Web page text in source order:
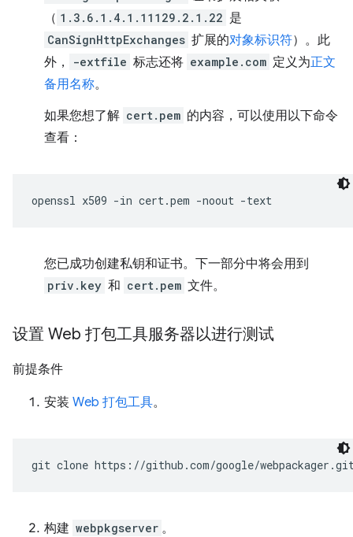
（ 1.3.6.1.4.1.11129.2.1.22 是
CanSignHttpExchanges 扩展的对象标识符）。此
外，
-extfile 标志还将 example.com 定义为正文
备用名称。
如果您想了解 cert.pem 的内容，可以使用以下命令
查看：
openssl x509 -in cert.pem -noout
您已成功创建私钥和证书。下一部分中将会用到
priv.key 和 cert.pem 文件。
设置 Web 打包工具服务器以进行测试
前提条件
安装 Web 打包工具。
git clone
构建 webpkgserver 。